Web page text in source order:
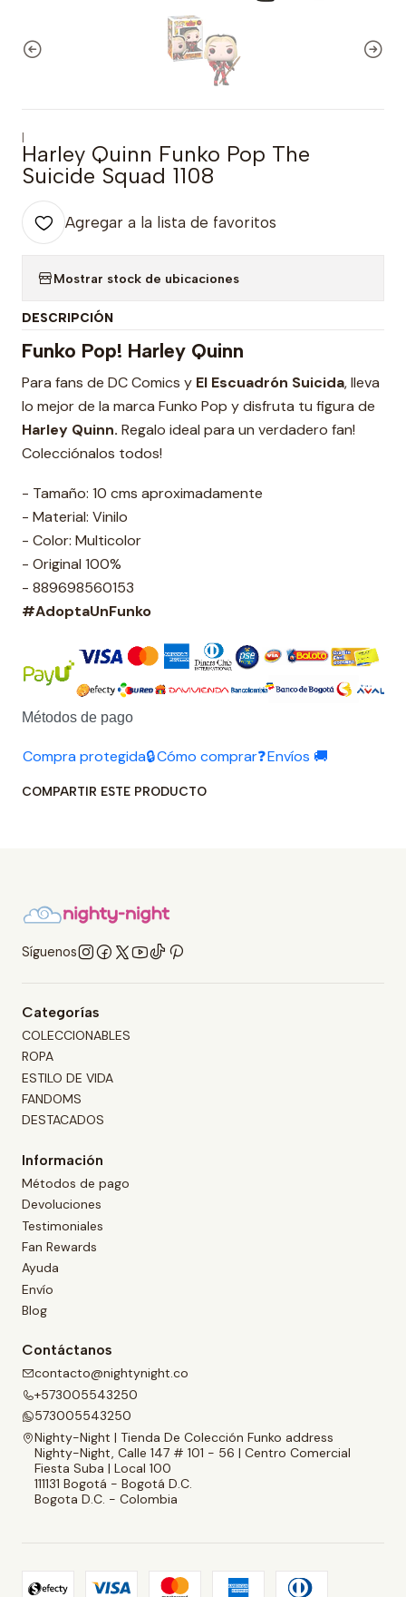
|
Harley Quinn Funko Pop The
Suicide Squad 1108
Agregar a la lista de favoritos
Mostrar stock de ubicaciones
DESCRIPCIÓN
Funko Pop! Harley Quinn
Para fans de DC Comics y El Escuadrón Suicida, lleva
lo mejor de la marca Funko Pop y disfruta tu figura de
Harley Quinn. Regalo ideal para un verdadero fan!
Colecciónalos todos!
- Tamaño: 10 cms aproximadamente
- Material: Vinilo
- Color: Multicolor
- Original 100%
- 889698560153
#AdoptaUnFunko
Métodos de pago
Compra protegida🔒Cómo comprar❓Envíos 🚚
COMPARTIR ESTE PRODUCTO
Síguenos
Categorías
COLECCIONABLES
ROPA
ESTILO DE VIDA
FANDOMS
DESTACADOS
Información
Métodos de pago
Devoluciones
Testimoniales
Fan Rewards
Ayuda
Envío
Blog
Contáctanos
contacto@nightynight.co
+573005543250
573005543250
Nighty-Night | Tienda De Colección Funko address
Nighty-Night, Calle 147 # 101 - 56 | Centro Comercial
Fiesta Suba | Local 100
111131 Bogotá - Bogotá D.C.
Bogota D.C. - Colombia